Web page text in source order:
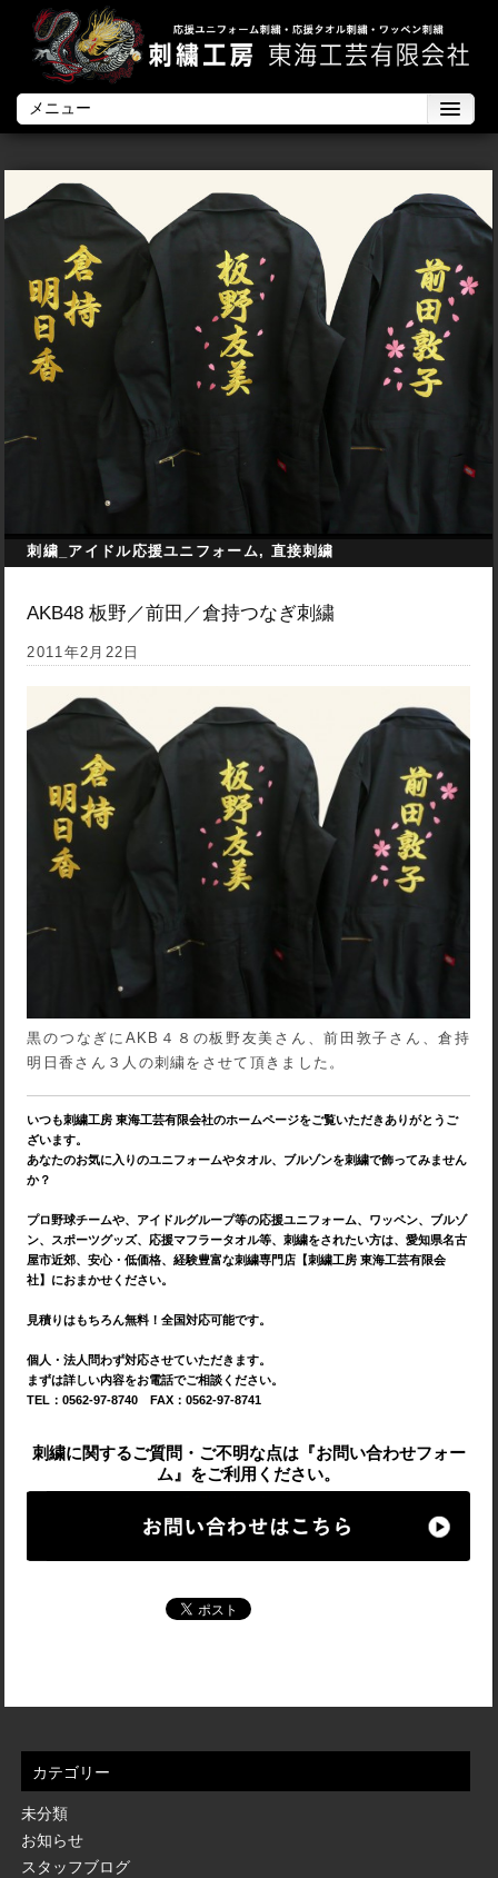
刺繍_アイドル応援ユニフォーム, 直接刺繍
AKB48 板野／前田／倉持つなぎ刺繍
2011年2月22日
黒のつなぎにAKB４８の板野友美さん、前田敦子さん、倉持
明日香さん３人の刺繍をさせて頂きました。
いつも刺繍工房 東海工芸有限会社のホームページをご覧いただきありがとうご
ざいます。
あなたのお気に入りのユニフォームやタオル、ブルゾンを刺繍で飾ってみません
か？
プロ野球チームや、アイドルグループ等の応援ユニフォーム、ワッペン、ブルゾ
ン、スポーツグッズ、応援マフラータオル等、刺繍をされたい方は、愛知県名古
屋市近郊、安心・低価格、経験豊富な刺繍専門店【刺繍工房 東海工芸有限会
社】におまかせください。
見積りはもちろん無料！全国対応可能です。
個人・法人問わず対応させていただきます。
まずは詳しい内容をお電話でご相談ください。
TEL：0562-97-8740 FAX：0562-97-8741
刺繍に関するご質問・ご不明な点は『お問い合わせフォー
ム』をご利用ください。
カテゴリー
未分類
お知らせ
スタッフブログ